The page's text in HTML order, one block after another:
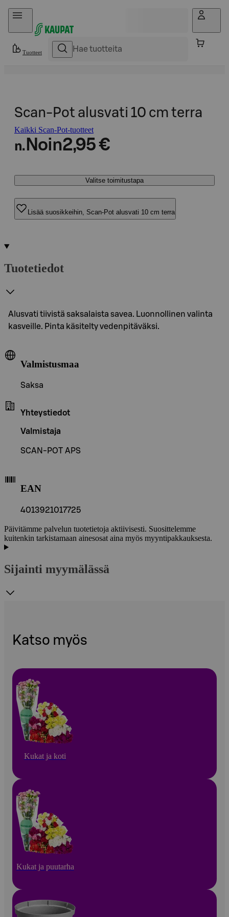
Hyppää sisältöön
Tuotteet
Scan-Pot alusvati 10 cm terra
Kaikki Scan-Pot-tuotteet
n. Noin2,95 €
Valitse toimitustapa
Lisää suosikkeihin, Scan-Pot alusvati 10 cm terra
Tuotetiedot
Alusvati tiivistä saksalaista savea. Luonnollinen valinta
kasveille. Pinta käsitelty vedenpitäväksi.
Valmistusmaa
Saksa
Yhteystiedot
Valmistaja
SCAN-POT APS
EAN
4013921017725
Päivitämme palvelun tuotetietoja aktiivisesti. Suosittelemme
kuitenkin tarkistamaan ainesosat aina myös myyntipakkauksesta.
Sijainti myymälässä
Katso myös
Kukat ja koti
Kukat ja puutarha